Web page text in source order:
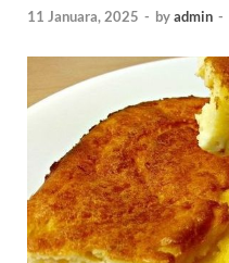
11 Januara, 2025 - byadmin -